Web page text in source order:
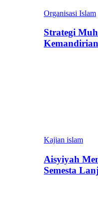
Organisasi Islam
Strategi
Kajian islam
Aisyiyah
Semesta